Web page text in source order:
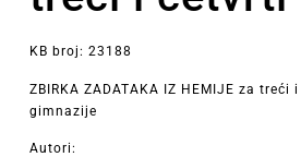
KB broj: 23188
ZBIRKA ZADATAKA IZ HEMIJE za treći
gimnazije
Autori: